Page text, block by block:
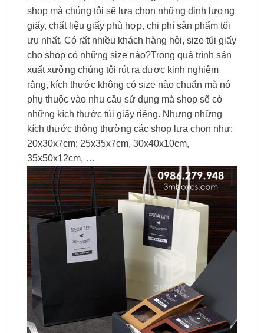
shop mà chúng tôi sẽ lựa chọn những định lượng
giấy, chất liệu giấy phù hợp, chi phí sản phẩm tối
ưu nhất. Có rất nhiều khách hàng hỏi, size túi giấy
cho shop có những size nào?Trong quá trình sản
xuất xưởng chúng tôi rút ra được kinh nghiệm
rằng, kích thước không có size nào chuẩn mà nó
phụ thuộc vào nhu cầu sử dụng mà shop sẽ có
những kích thước túi giấy riêng. Nhưng những
kích thước thông thường các shop lựa chọn như:
20x30x7cm; 25x35x7cm, 30x40x10cm,
35x50x12cm, …